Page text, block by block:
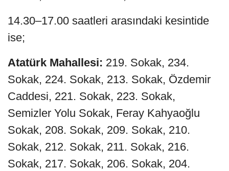
14.30–17.00 saatleri arasındaki kesintide
ise;
Atatürk Mahallesi: 219. Sokak, 234.
Sokak, 224. Sokak, 213. Sokak, Özdemir
Caddesi, 221. Sokak, 223. Sokak,
Semizler Yolu Sokak, Feray Kahyaoğlu
Sokak, 208. Sokak, 209. Sokak, 210.
Sokak, 212. Sokak, 211. Sokak, 216.
Sokak, 217. Sokak, 206. Sokak, 204.